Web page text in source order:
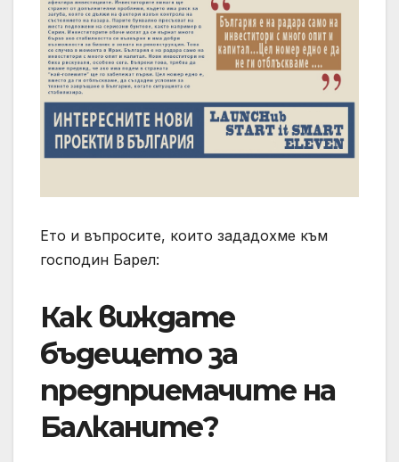
Ето и въпросите, които зададохме към
господин Барел:
Как виждате
бъдещето за
предприемачите на
Балканите?